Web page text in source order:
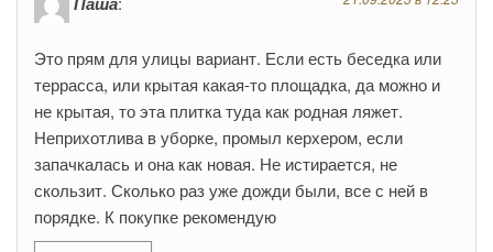
Это прям для улицы вариант. Если есть беседка или
террасса, или крытая какая-то площадка, да можно и
не крытая, то эта плитка туда как родная ляжет.
Неприхотлива в уборке, промыл керхером, если
запачкалась и она как новая. Не истирается, не
скользит. Сколько раз уже дожди были, все с ней в
порядке. К покупке рекомендую